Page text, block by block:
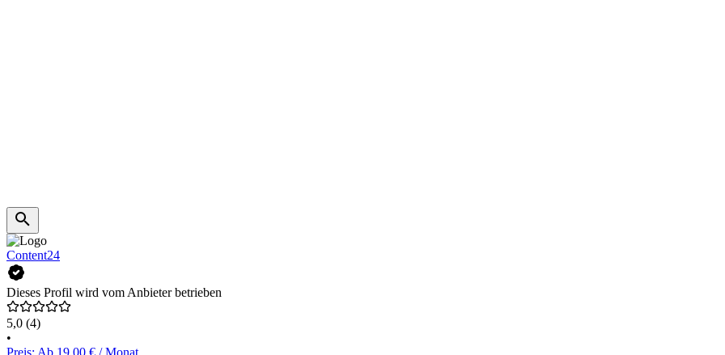
Content24
Dieses Profil wird vom Anbieter betrieben
5,0 (4)
•